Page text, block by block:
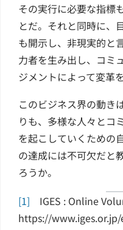
その実行に必要な指標
とだ。それと同時に、
も開示し、非現実的と
力者を生み出し、コミ
ジメントによって変革
このビジネス界の動き
りも、多様な人々とコ
を起こしていくための
の達成には不可欠だと
ろうか。
[1] IGES : Online
https://